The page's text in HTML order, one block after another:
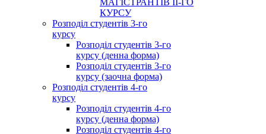
МАГІСТРАНТІВ ІІ-ГО
КУРСУ
Розподіл студентів 3-го
курсу
Розподіл студентів 3-го
курсу (денна форма)
Розподіл студентів 3-го
курсу (заочна форма)
Розподіл студентів 4-го
курсу
Розподіл студентів 4-го
курсу (денна форма)
Розподіл студентів 4-го